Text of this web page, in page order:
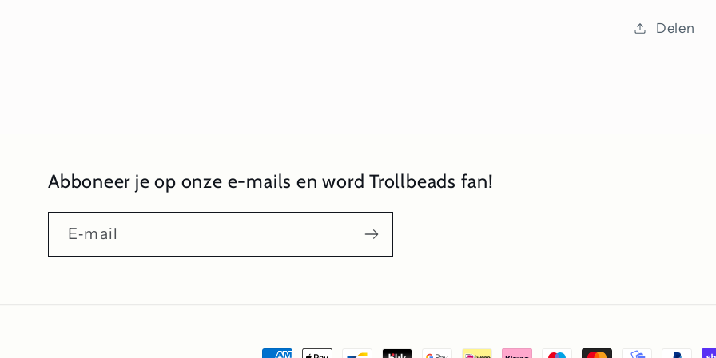
Delen
Abboneer je op onze e-mails en word Trollbeads fan!
E‑mail